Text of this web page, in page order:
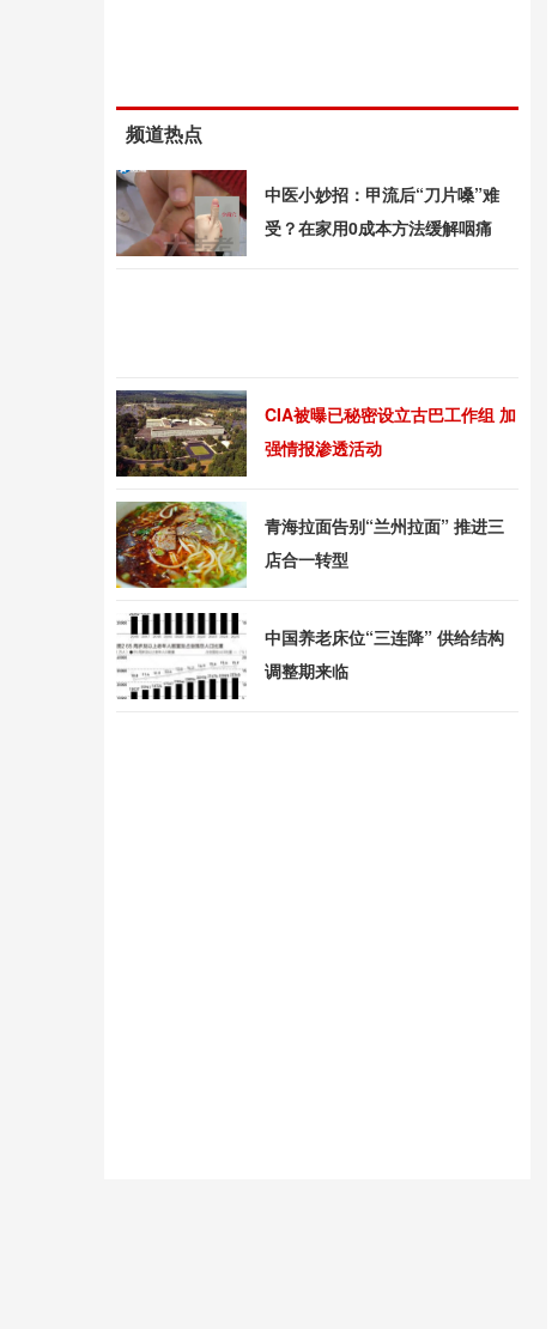
频道热点
中医小妙招：甲流后“刀片嗓”难
受？在家用0成本方法缓解咽痛
CIA被曝已秘密设立古巴工作组 加
强情报渗透活动
青海拉面告别“兰州拉面” 推进三
店合一转型
中国养老床位“三连降” 供给结构
调整期来临